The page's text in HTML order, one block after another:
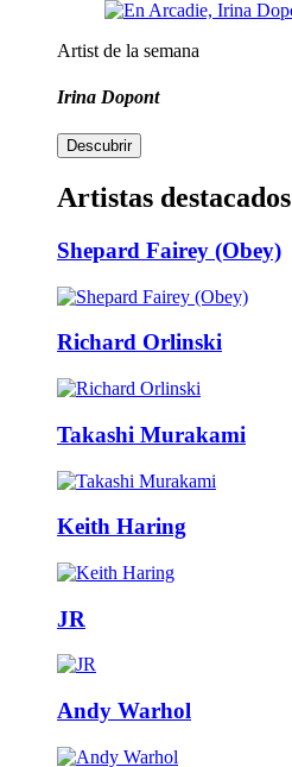
Artist de la semana
Irina Dopont
Descubrir
Artistas destacados
Shepard Fairey (Obey)
Richard Orlinski
Takashi Murakami
Keith Haring
JR
Andy Warhol